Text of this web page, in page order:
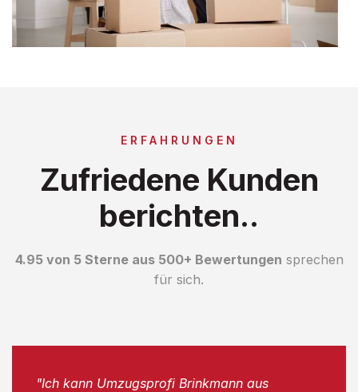
ERFAHRUNGEN
Zufriedene Kunden
berichten..
4.95 von 5 Sterne aus 500+ Bewertungen sprechen
für sich.
"Ich kann Umzugsprofi Brinkmann aus